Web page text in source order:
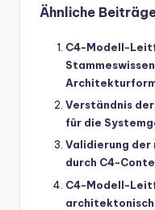
Ähnliche
C4-Modell-
Verständnis
für die
Validierung der
durch C4-
C4-Modell-